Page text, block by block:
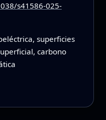
s41586-025-
superficies
carbono